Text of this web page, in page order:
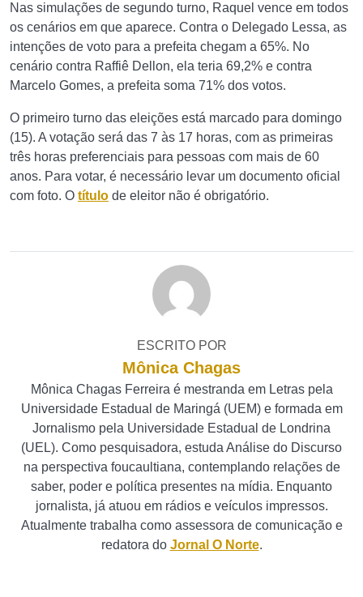
Nas simulações de segundo turno, Raquel vence em todos
os cenários em que aparece. Contra o Delegado Lessa, as
intenções de voto para a prefeita chegam a 65%. No
cenário contra Raffiê Dellon, ela teria 69,2% e contra
Marcelo Gomes, a prefeita soma 71% dos votos.
O primeiro turno das eleições está marcado para domingo
(15). A votação será das 7 às 17 horas, com as primeiras
três horas preferenciais para pessoas com mais de 60
anos. Para votar, é necessário levar um documento oficial
com foto. O título de eleitor não é obrigatório.
ESCRITO POR
Mônica Chagas
Mônica Chagas Ferreira é mestranda em Letras pela
Universidade Estadual de Maringá (UEM) e formada em
Jornalismo pela Universidade Estadual de Londrina
(UEL). Como pesquisadora, estuda Análise do Discurso
na perspectiva foucaultiana, contemplando relações de
saber, poder e política presentes na mídia. Enquanto
jornalista, já atuou em rádios e veículos impressos.
Atualmente trabalha como assessora de comunicação e
redatora do Jornal O Norte.